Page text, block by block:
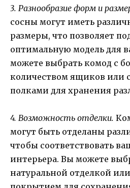
3. Разнообразие форм и
сосны могут иметь
размеры, что позволяет
оптимальную модель для
можете выбрать комод с
количеством ящиков или
полками для хранения
4. Возможность отделки.
могут быть отделаны
чтобы соответствовать
интерьера. Вы можете
натуральной отделкой